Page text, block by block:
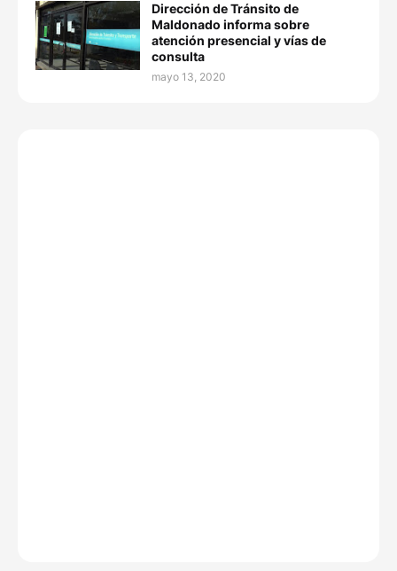
Dirección de Tránsito de
Maldonado informa sobre
atención presencial y vías de
consulta
mayo 13, 2020